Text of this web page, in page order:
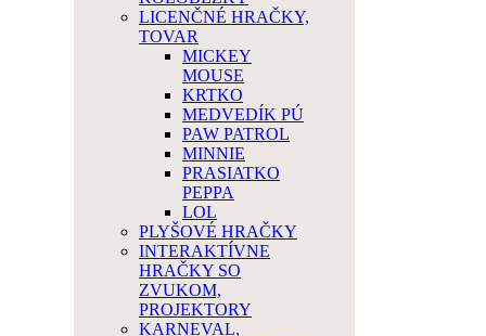
LICENČNÉ HRAČKY,
TOVAR
MICKEY
MOUSE
KRTKO
MEDVEDÍK PÚ
PAW PATROL
MINNIE
PRASIATKO
PEPPA
LOL
PLYŠOVÉ HRAČKY
INTERAKTÍVNE
HRAČKY SO
ZVUKOM,
PROJEKTORY
KARNEVAL,